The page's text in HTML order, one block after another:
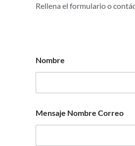
Rellena el formulario o
Nombre
Mensaje Nombre Correo